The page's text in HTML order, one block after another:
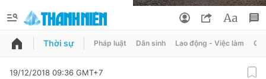
QUẢNG CÁO
Thời sự Pháp luật Dân sinh Lao động - Việc làm
19/12/2018 09:36 GMT+7